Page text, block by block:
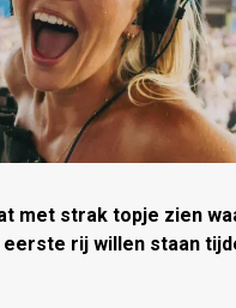
met strak topje zien
eerste rij willen staan